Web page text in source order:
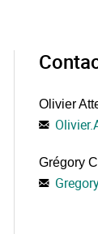
Olivier
Grégory